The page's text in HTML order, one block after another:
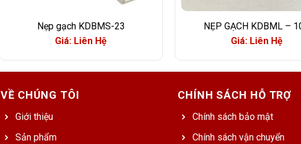
Nẹp gạch KDBMS-23
Giá: Liên Hệ
NẸP GẠCH KDBML –
Giá: Liên Hệ
VỀ CHÚNG TÔI
Giới thiệu
Sản phẩm
CHÍNH SÁCH HỖ TRỢ
Chính sách bảo mật
Chính sách vận chuyển